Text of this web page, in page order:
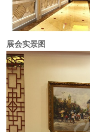
展会实景图